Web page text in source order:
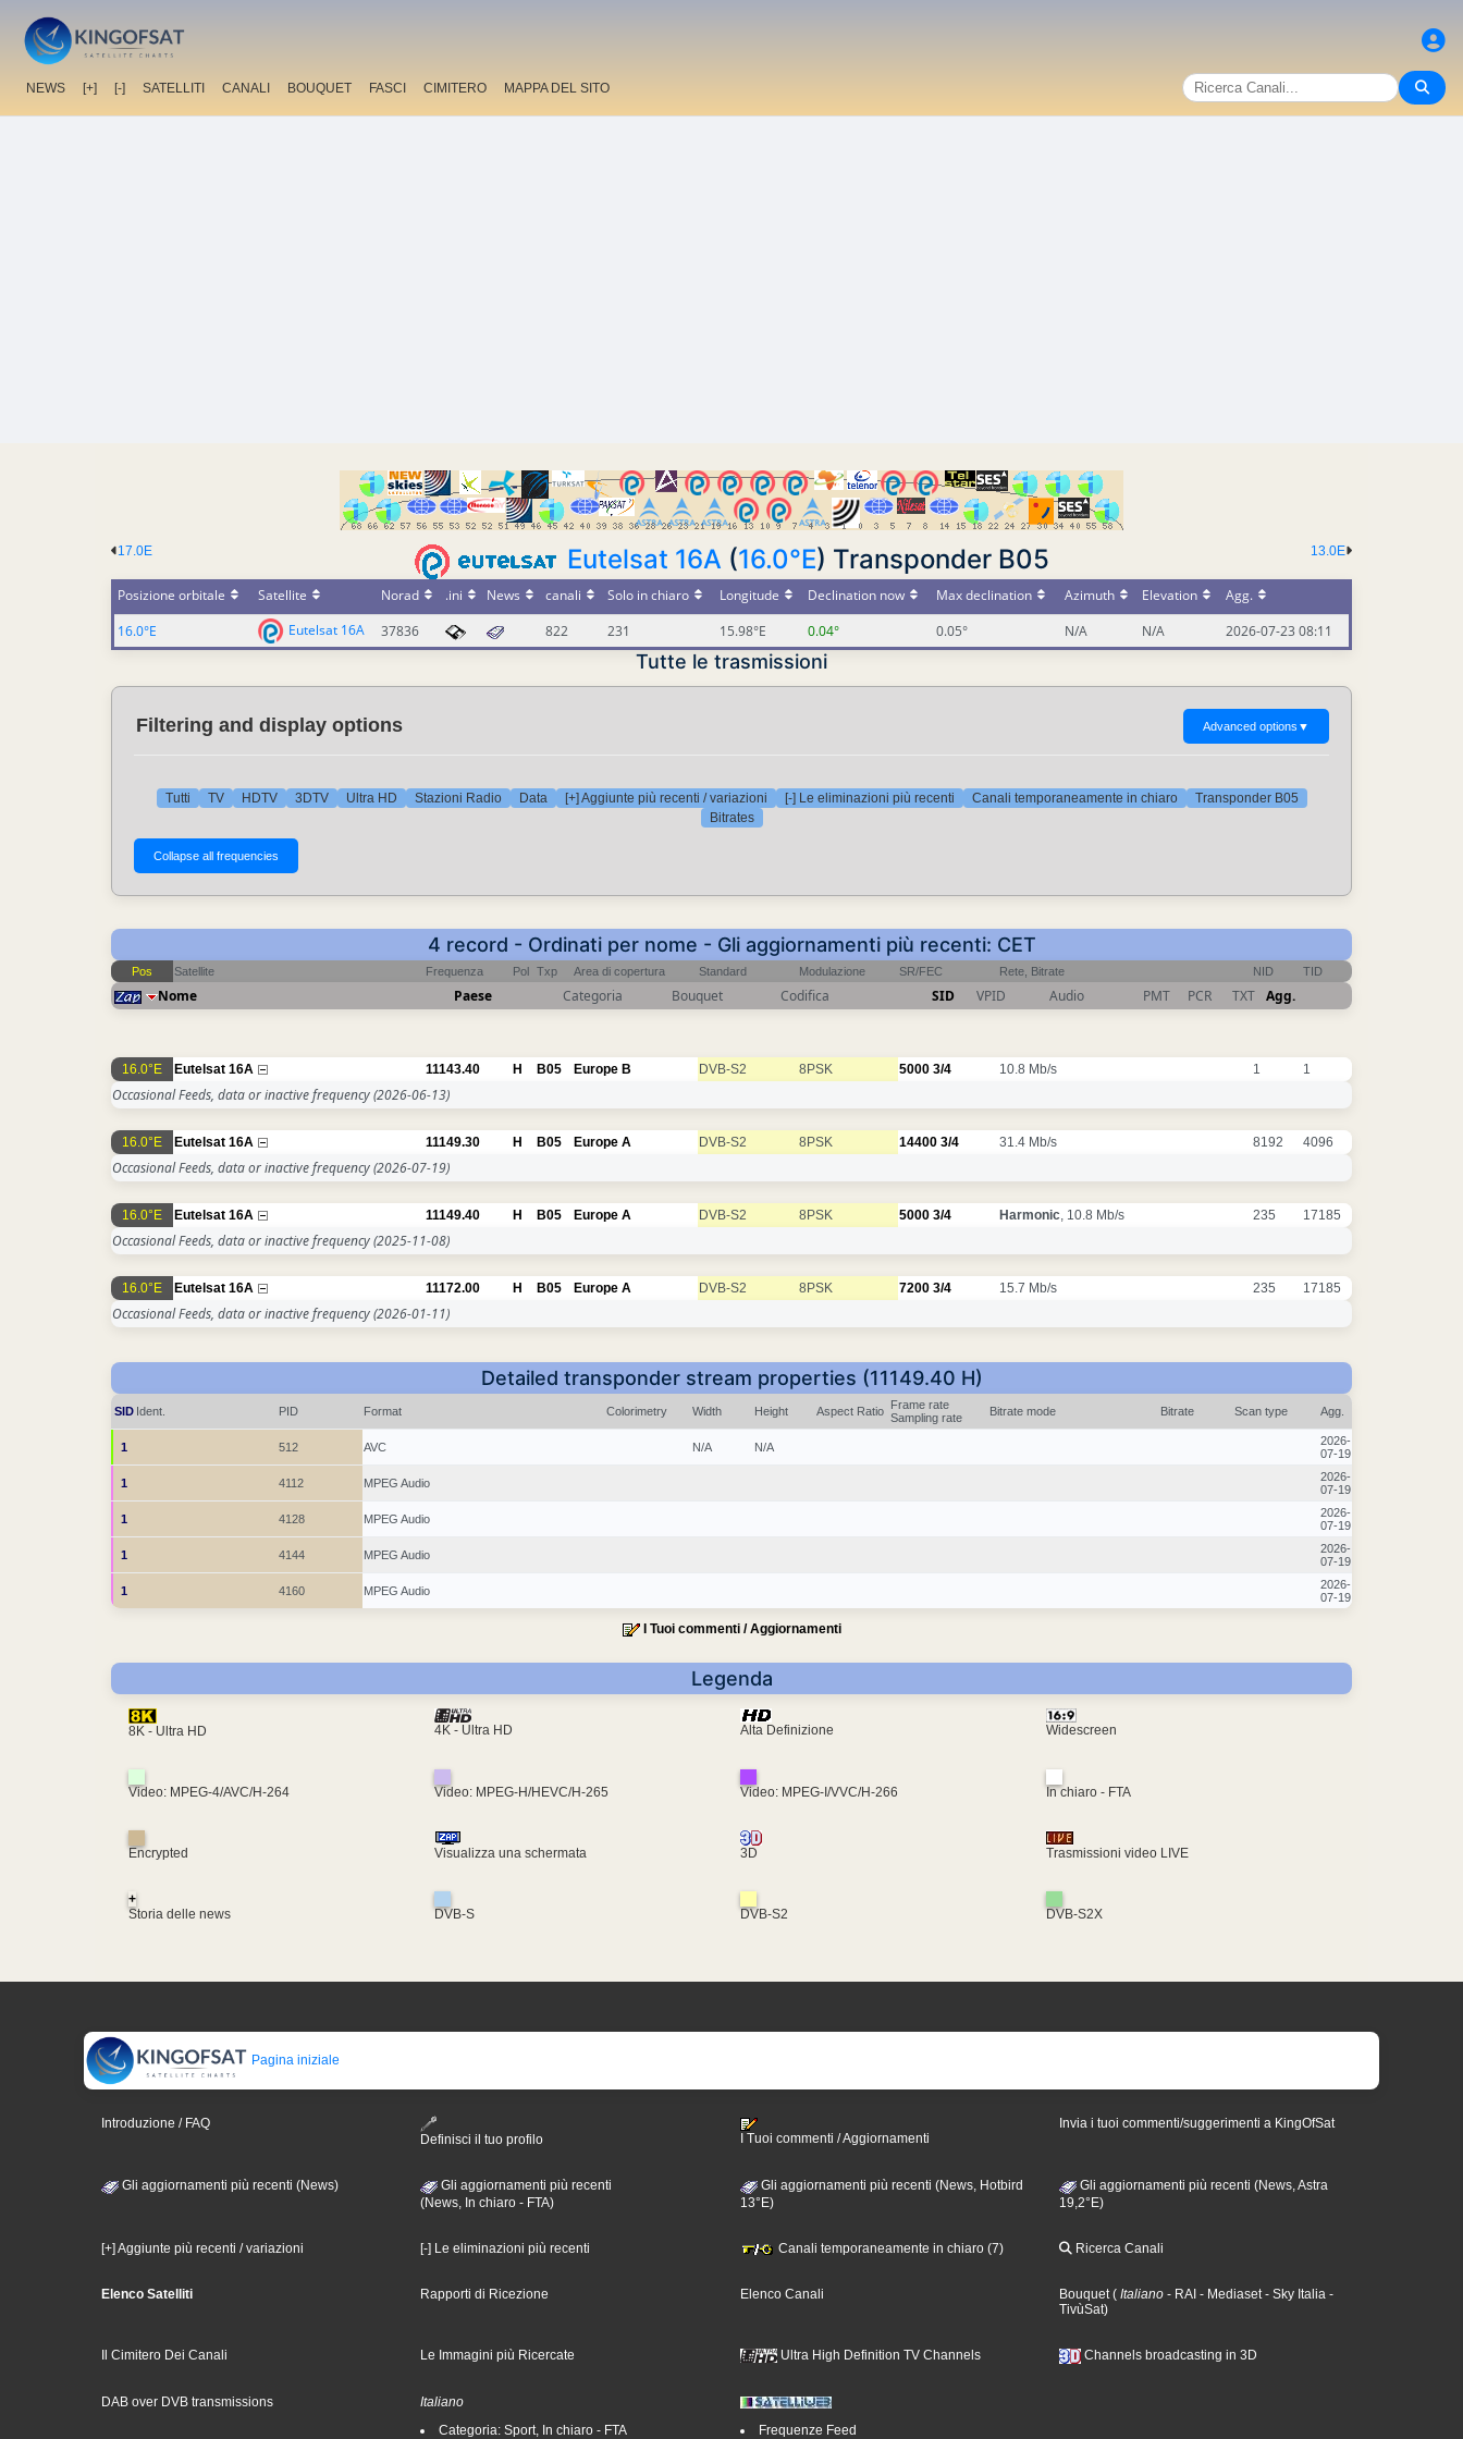
NEWS [+] [-] SATELLITI CANALI BOUQUET FASCI CIMITERO MAPPA DEL SITO
13.0E
17.0E Eutelsat 16A (16.0°E) Transponder B05
Posizione orbitale Satellite Norad .ini News canali Solo in chiaro Longitude Declination now Max declination Azimuth Elevation
Agg.
16.0°E
Eutelsat 16A 37836 822 231 15.98°E 0.04° 0.05° N/A N/A 2026-07-23 08:11
Tutte le trasmissioni
Filtering and display options Advanced options ▼
Tutti TV HDTV 3DTV Ultra HD Stazioni Radio Data [+] Aggiunte più recenti / variazioni [-] Le eliminazioni più recenti Canali temporaneamente in chiaro
Transponder B05
Bitrates
4 record - Ordinati per nome - Gli aggiornamenti più recenti: CET
Pos Satellite Frequenza Pol Txp Area di copertura Standard Modulazione SR/FEC Rete, Bitrate NID TID
Nome Paese Categoria Bouquet Codifica SID VPID Audio PMT PCR TXT Agg.
16.0°E Eutelsat 16A 11143.40 H B05 Europe B DVB-S2 8PSK 5000 3/4 10.8 Mb/s 1 1
Occasional Feeds, data or inactive frequency(2026-06-13)
16.0°E Eutelsat 16A 11149.30 H B05 Europe A DVB-S2 8PSK 14400 3/4 31.4 Mb/s 8192 4096
Occasional Feeds, data or inactive frequency(2026-07-19)
16.0°E Eutelsat 16A 11149.40 H B05 Europe A DVB-S2 8PSK 5000 3/4 Harmonic , 10.8 Mb/s 235 17185
Occasional Feeds, data or inactive frequency(2025-11-08)
16.0°E Eutelsat 16A 11172.00 H B05 Europe A DVB-S2 8PSK 7200 3/4 15.7 Mb/s 235 17185
Occasional Feeds, data or inactive frequency(2026-01-11)
Detailed transponder stream properties (11149.40 H)
SID Ident. PID Format Colorimetry Width Height Aspect Ratio Frame rate
Sampling rate
Bitrate mode Bitrate Scan type Agg.
1 512 AVC N/A N/A
2026-
07-19
1 4112 MPEG Audio
2026-
07-19
1 4128 MPEG Audio
2026-
07-19
1 4144 MPEG Audio
2026-
07-19
1 4160 MPEG Audio
2026-
07-19
I Tuoi commenti / Aggiornamenti
Legenda
8K - Ultra HD 4K - Ultra HD Alta Definizione Widescreen
Video: MPEG-4/AVC/H-264 Video: MPEG-H/HEVC/H-265 Video: MPEG-I/VVC/H-266 In chiaro - FTA
Encrypted Visualizza una schermata 3D Trasmissioni video LIVE
+
Storia delle news
DVB-S DVB-S2 DVB-S2X
Pagina iniziale
Introduzione / FAQ
Definisci il tuo profilo
I Tuoi commenti / Aggiornamenti
Invia i tuoi commenti/suggerimenti a KingOfSat
Gli aggiornamenti più recenti (News)
Gli aggiornamenti più recenti
(News, In chiaro - FTA)
Gli aggiornamenti più recenti (News, Hotbird
13°E)
Gli aggiornamenti più recenti (News, Astra
19,2°E)
[+] Aggiunte più recenti / variazioni [-] Le eliminazioni più recenti Canali temporaneamente in chiaro (7) Ricerca Canali
Elenco Satelliti Rapporti di Ricezione Elenco Canali Bouquet( Italiano - RAI - Mediaset- Sky Italia -
TivùSat)
Il Cimitero Dei Canali Le Immagini più Ricercate Ultra High Definition TV Channels Channels broadcasting in 3D
DAB over DVB transmissions
Italiano
Categoria: Sport, In chiaro - FTA
Frequenze Feed